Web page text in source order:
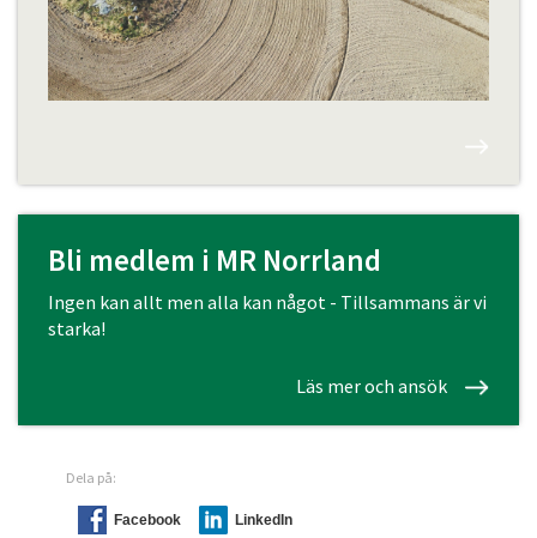
Bli medlem i MR Norrland
Ingen kan allt men alla kan något - Tillsammans är vi
starka!
Läs mer och ansök
Dela på:
Facebook LinkedIn